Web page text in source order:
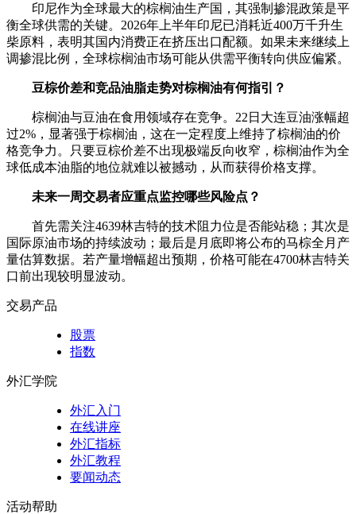
印尼作为全球最大的棕榈油生产国，其强制掺混政策是平
衡全球供需的关键。2026年上半年印尼已消耗近400万千升生
柴原料，表明其国内消费正在挤压出口配额。如果未来继续上
调掺混比例，全球棕榈油市场可能从供需平衡转向供应偏紧。
豆棕价差和竞品油脂走势对棕榈油有何指引？
棕榈油与豆油在食用领域存在竞争。22日大连豆油涨幅超
过2%，显著强于棕榈油，这在一定程度上维持了棕榈油的价
格竞争力。只要豆棕价差不出现极端反向收窄，棕榈油作为全
球低成本油脂的地位就难以被撼动，从而获得价格支撑。
未来一周交易者应重点监控哪些风险点？
首先需关注4639林吉特的技术阻力位是否能站稳；其次是
国际原油市场的持续波动；最后是月底即将公布的马棕全月产
量估算数据。若产量增幅超出预期，价格可能在4700林吉特关
口前出现较明显波动。
交易产品
股票
指数
外汇学院
外汇入门
在线讲座
外汇指标
外汇教程
要闻动态
活动帮助